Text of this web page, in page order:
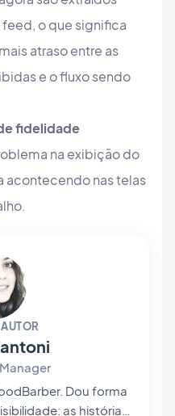
o que significa
atraso entre as
e o fluxo sendo
fidelidade
na exibição do
acontecendo nas telas
Dou forma
as histórias